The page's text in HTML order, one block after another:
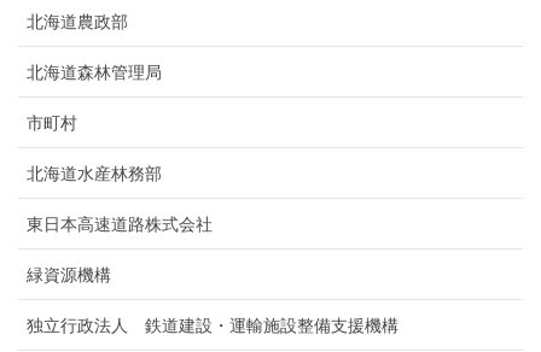
北海道農政部
北海道森林管理局
市町村
北海道水産林務部
東日本高速道路株式会社
緑資源機構
独立行政法人 鉄道建設・運輸施設整備支援機構